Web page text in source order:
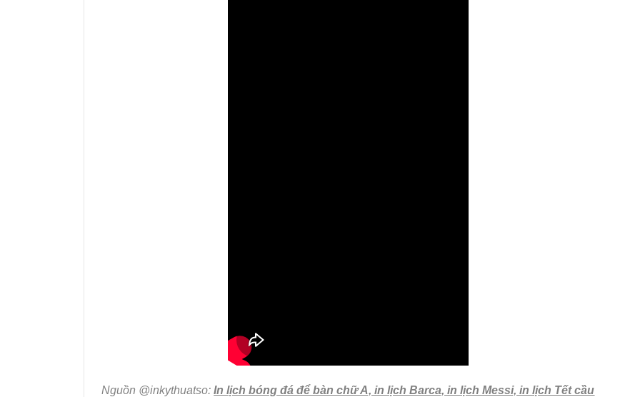
Nguồn @inkythuatso:In lịch bóng đá để bàn chữ A, in lịch Barca, in lịch Messi, in lịch Tết cầu